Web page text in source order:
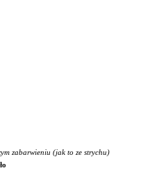
zabarwieniu (jak to ze strychu)